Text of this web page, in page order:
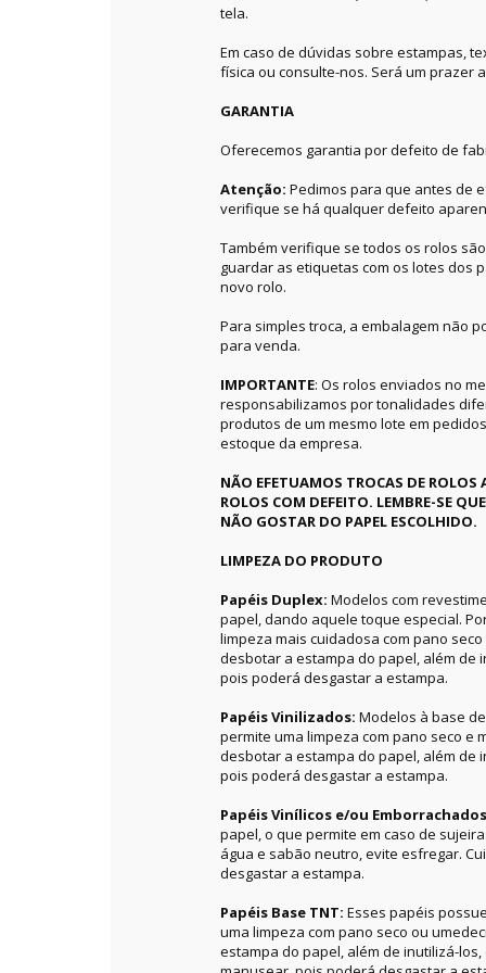
tela.
Em caso de dúvidas sobre estampas,
física ou consulte-nos. Será um prazer
GARANTIA
Oferecemos garantia por defeito de
Atenção: Pedimos para que antes de
verifique se há qualquer defeito
Também verifique se todos os rolos
guardar as etiquetas com os lotes dos
novo rolo.
Para simples troca, a embalagem não
para venda.
IMPORTANTE: Os rolos enviados no
responsabilizamos por tonalidades
produtos de um mesmo lote em
estoque da empresa.
NÃO EFETUAMOS TROCAS DE
ROLOS COM DEFEITO. LEMBRE-SE
NÃO GOSTAR DO PAPEL ESCOLHIDO.
LIMPEZA DO PRODUTO
Papéis Duplex: Modelos com
papel, dando aquele toque especial.
limpeza mais cuidadosa com pano
desbotar a estampa do papel, além de
pois poderá desgastar a estampa.
Papéis Vinilizados: Modelos à base
permite uma limpeza com pano seco e
desbotar a estampa do papel, além de
pois poderá desgastar a estampa.
Papéis Vinílicos e/ou
papel, o que permite em caso de
água e sabão neutro, evite esfregar.
desgastar a estampa.
Papéis Base TNT: Esses papéis
uma limpeza com pano seco ou
estampa do papel, além de inutilizá-